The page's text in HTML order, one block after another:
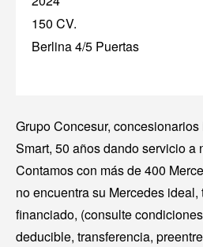
150 CV.
Berlina 4/5 Puertas
Grupo Concesur,
Smart, 50 años dando servicio a
Contamos con más de 400
no encuentra su Mercedes
financiado, (consulte
deducible, transferencia,